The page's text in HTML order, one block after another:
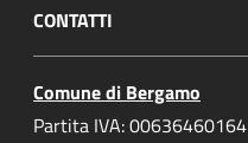
CONTATTI
Comune di Bergamo
Partita IVA: 00636460164